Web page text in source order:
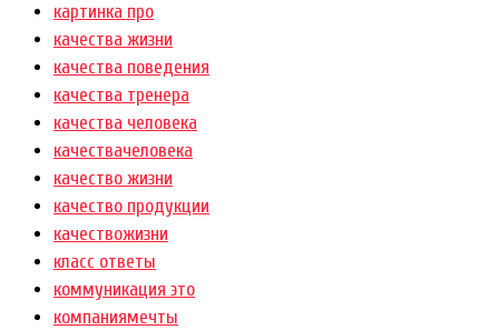
картинка про
качества жизни
качества поведения
качества тренера
качества человека
качествачеловека
качество жизни
качество продукции
качествожизни
класс ответы
коммуникация это
компаниямечты